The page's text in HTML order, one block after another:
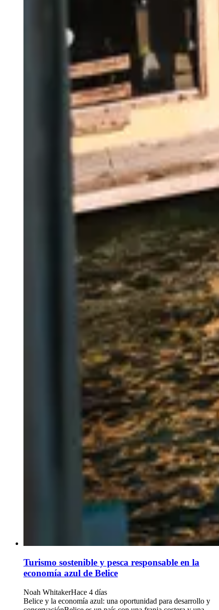
Turismo sostenible y pesca responsable en la
economía azul de Belice
Noah WhitakerHace 4 días
Belice y la economía azul: una oportunidad para desarrollo y